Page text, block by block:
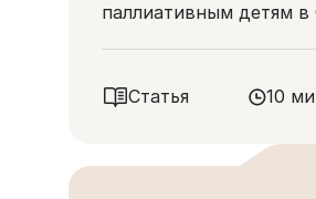
паллиативным детям в
Статья 10